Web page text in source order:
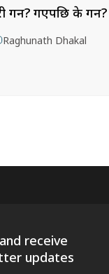
गर्ने? गएपछि के गर्ने?
Raghunath Dhakal
receive
updates